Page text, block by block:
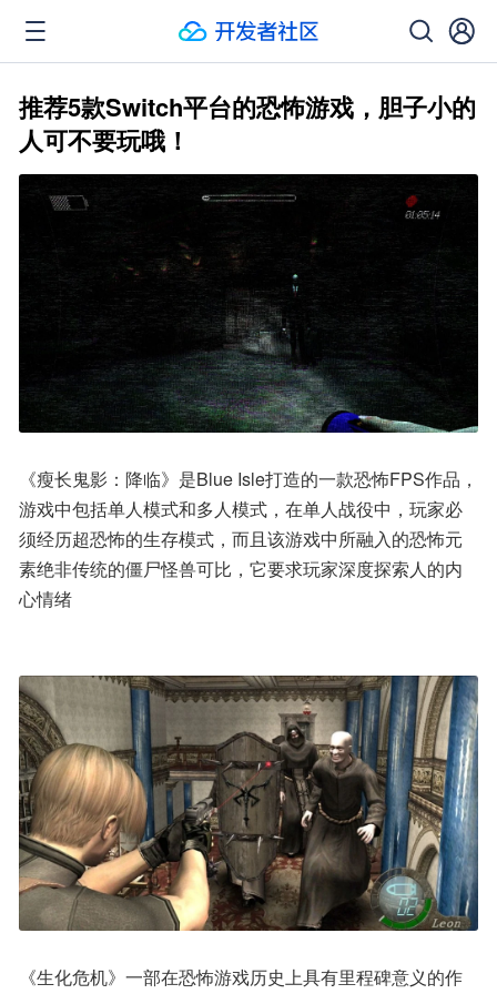
推荐5款Switch平台的恐怖游戏，胆子小的
人可不要玩哦！
《瘦长鬼影：降临》是Blue Isle打造的一款恐怖FPS作品，
游戏中包括单人模式和多人模式，在单人战役中，玩家必
须经历超恐怖的生存模式，而且该游戏中所融入的恐怖元
素绝非传统的僵尸怪兽可比，它要求玩家深度探索人的内
心情绪
《生化危机》一部在恐怖游戏历史上具有里程碑意义的作